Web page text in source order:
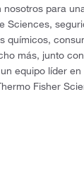
para
Sciences,
químicos,
más, junto
equipo líder
Fisher